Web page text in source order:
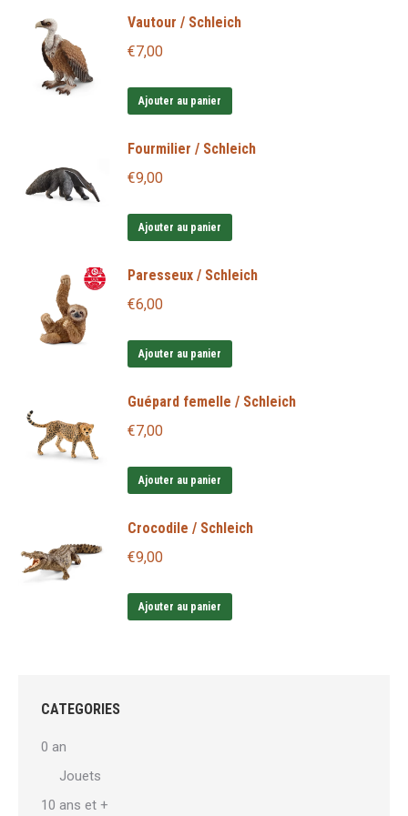
Vautour / Schleich
€7,00
Ajouter au panier
Fourmilier / Schleich
€9,00
Ajouter au panier
Paresseux / Schleich
€6,00
Ajouter au panier
Guépard femelle / Schleich
€7,00
Ajouter au panier
Crocodile / Schleich
€9,00
Ajouter au panier
CATEGORIES
0 an
Jouets
10 ans et +